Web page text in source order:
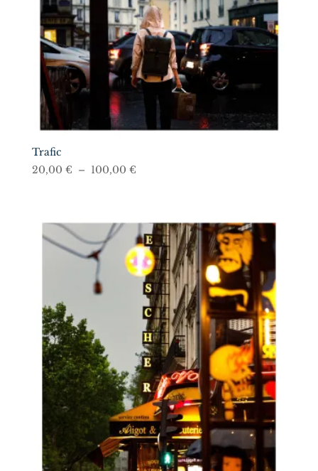
100,00 €
Trafic
20,00 € – 100,00 €Plage
à
100,00 €